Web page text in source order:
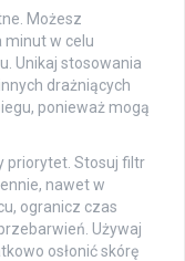
Możesz
minut w celu
Unikaj stosowania
drażniących
ponieważ mogą
priorytet. Stosuj filtr
nawet w
ogranicz czas
Używaj
osłonić skórę